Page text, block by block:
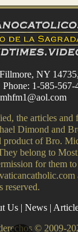
NY
Phone: 1-585-567-
mhfm1@aol.com
the articles and
Dimond and
product of Bro.
belong to
for them
reserved.
Us| News|
© 2009-